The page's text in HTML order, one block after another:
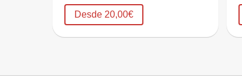
Desde 20,00€